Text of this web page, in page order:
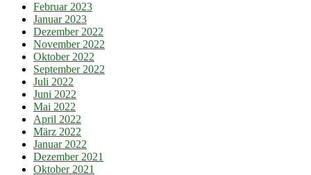
Februar 2023
Januar 2023
Dezember 2022
November 2022
Oktober 2022
September 2022
Juli 2022
Juni 2022
Mai 2022
April 2022
März 2022
Januar 2022
Dezember 2021
Oktober 2021